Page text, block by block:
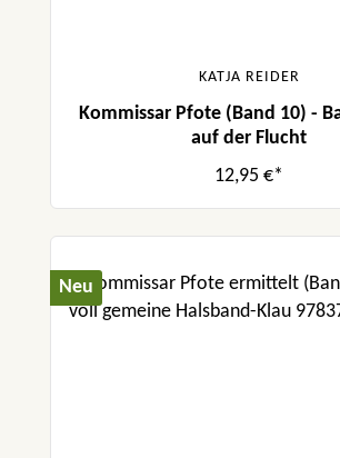
KATJA REIDER
Kommissar Pfote (Band 10) -
auf der Flucht
12,95 €*
Neu